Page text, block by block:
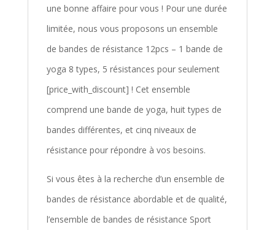
une bonne affaire pour vous ! Pour une durée
limitée, nous vous proposons un ensemble
de bandes de résistance 12pcs – 1 bande de
yoga 8 types, 5 résistances pour seulement
[price_with_discount] ! Cet ensemble
comprend une bande de yoga, huit types de
bandes différentes, et cinq niveaux de
résistance pour répondre à vos besoins.
Si vous êtes à la recherche d’un ensemble de
bandes de résistance abordable et de qualité,
l’ensemble de bandes de résistance Sport